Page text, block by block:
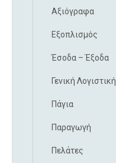
Αξιόγραφα
Εξοπλισμός
Έσοδα – Έξοδα
Γενική Λογιστική
Πάγια
Παραγωγή
Πελάτες